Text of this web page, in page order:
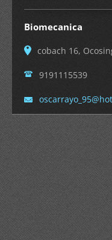
Biomecanica
cobach 16,
9191115539
oscarrayo_95@hot